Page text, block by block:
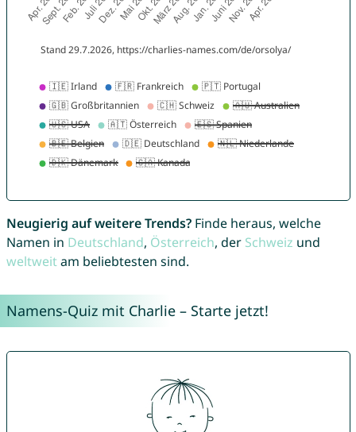
Neugierig auf weitere Trends?Finde heraus, welche
Namen in Deutschland, Österreich, der Schweiz und
weltweitam beliebtesten sind.
Namens-Quiz mit Charlie – Starte jetzt!